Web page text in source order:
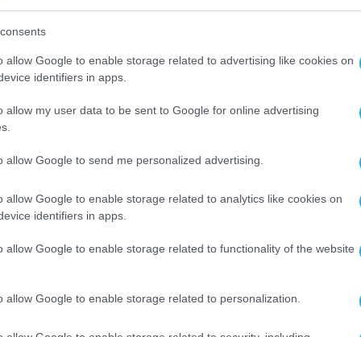
allow Google to enable storage related to advertising like cookies on
identifiers in apps.
allow my user data to be sent to Google for online advertising
allow Google to send me personalized advertising.
allow Google to enable storage related to analytics like cookies on
identifiers in apps.
allow Google to enable storage related to functionality of the website
allow Google to enable storage related to personalization.
σχεδιάζει να κατασκευάσει δέκα
πλαίσιο του μελλοντικού προγράμματος
τη ναυπήγηση συνολικά είκοσι
η FMM έλαβε μια παραγγελία πολλών
δολαρίων
Combatants (MMSC), τα οποία θα
Εξωτερικών Στρατιωτικών Πωλήσεων των
πρόκειται για τα ίδια πλοία που